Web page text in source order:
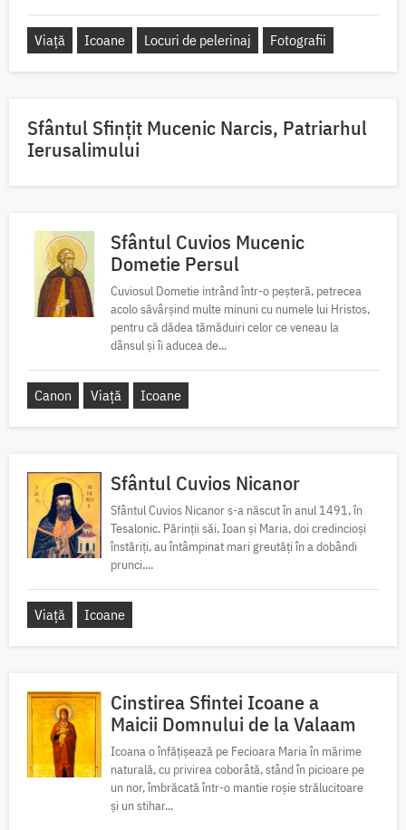
Viață Icoane Locuri de pelerinaj Fotografii
Sfântul Sfinţit Mucenic Narcis, Patriarhul
Ierusalimului
Sfântul Cuvios Mucenic
Dometie Persul
Cuviosul Dometie intrând într-o peșteră, petrecea
acolo săvârșind multe minuni cu numele lui Hristos,
pentru că dădea tămăduiri celor ce veneau la
dânsul și îi aducea de...
Canon Viață Icoane
Sfântul Cuvios Nicanor
Sfântul Cuvios Nicanor s-a născut în anul 1491, în
Tesalonic. Părinții săi, Ioan și Maria, doi credincioși
înstăriți, au întâmpinat mari greutăți în a dobândi
prunci....
Viață Icoane
Cinstirea Sfintei Icoane a
Maicii Domnului de la Valaam
Icoana o înfățișează pe Fecioara Maria în mărime
naturală, cu privirea coborâtă, stând în picioare pe
un nor, îmbrăcată într-o mantie roșie strălucitoare
și un stihar...